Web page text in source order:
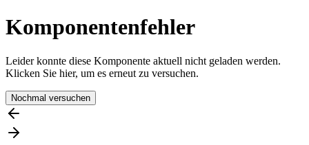
Komponentenfehler
Leider konnte diese Komponente aktuell nicht geladen werden.
Klicken Sie hier, um es erneut zu versuchen.
Nochmal versuchen